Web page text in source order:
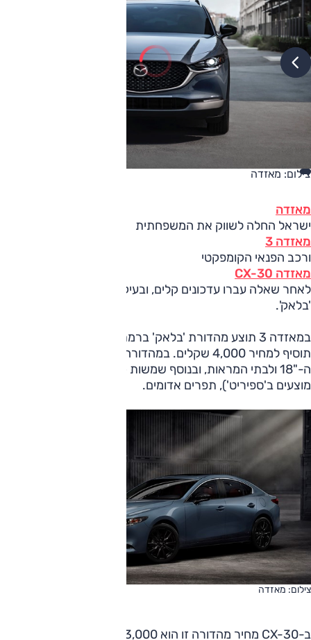
צילום: מאזדה
מאזדה
ישראל החלה לשווק את המשפחתית
מאזדה 3
ורכב הפנאי הקומפקטי
מאזדה CX-30
לאחר שאלה עברו עדכונים קלים, ובעיקר מוצעים במהדורת
'בלאק'.
במאזדה 3 תוצע מהדורת 'בלאק' ברמת הגימור 'ספיריט' וזו
תוסיף למחיר 4,000 שקלים. במהדורה זו גימור שחור לחישוקי
ה-"18 ולבתי המראות, ובנוסף שמשות כהות, חיישני חניה (אינם
מוצעים ב'ספיריט'), תפרים אדומים.
צילום: מאזדה